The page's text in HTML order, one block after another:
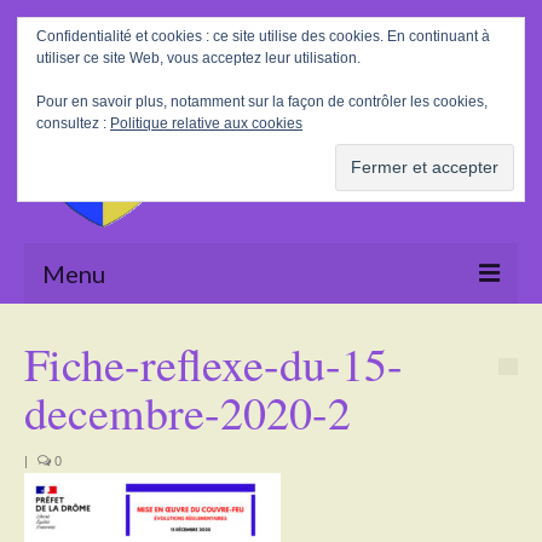
Rechercher
:
Menu
La Mairie
Tourisme
Fiche-reflexe-du-15-
decembre-2020-2
| 0
Confidentialité et cookies : ce site utilise des cookies. En continuant à
utiliser ce site Web, vous acceptez leur utilisation.
Pour en savoir plus, notamment sur la façon de contrôler les cookies,
consultez : Politique relative aux cookies